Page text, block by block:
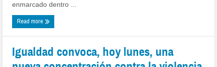
enmarcado dentro ...
Read more
Igualdad convoca, hoy lunes, una